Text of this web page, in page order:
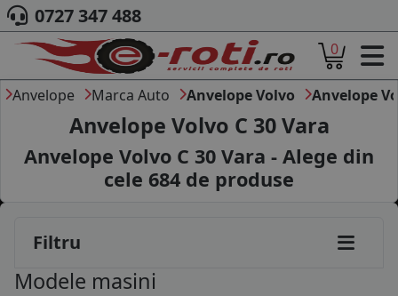
ACASA
DESPRE NOI
ANVELOPE
AUTO
CAMION
MOTO
MARCA AUTO
0727 347 488
0
Anvelope Marca Auto Anvelope Volvo Anvelope
Anvelope Volvo C 30 Vara
Anvelope Volvo C 30 Vara - Alege din
cele 684 de produse
Filtru
Modele masini